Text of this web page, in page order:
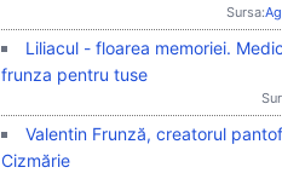
Sursa:
Liliacul - floarea memoriei.
frunza pentru tuse
Valentin Frunză, creatorul
Cizmărie